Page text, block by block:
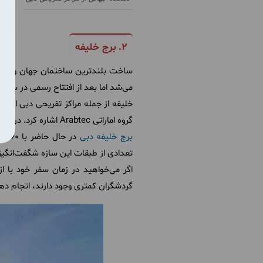
۲. برج خلیفه
می‌شد اما بعد از افتتاح رسمی در سال ۲۰۱۰ به برج خلیفه که از نام حاکم ابوظبی و امارات الهام گرفته شده است، تغییر نام دارد.
خلیفه از جمله مراکز تفریحی دبی
گروه اماراتیArabtecاشاره کرد. در
برج خلیفه دبی
تعدادی از طبقات این سازه
اگر می‌خواهید در زمان سفر خود با
گردشگران کمتری وجود دارند، انجام